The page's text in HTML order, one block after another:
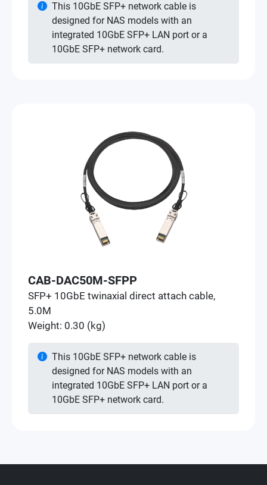
This 10GbE SFP+ network cable is
designed for NAS models with an
integrated 10GbE SFP+ LAN port or a
10GbE SFP+ network card.
CAB-DAC50M-SFPP
SFP+ 10GbE twinaxial direct attach cable,
5.0M
Weight: 0.30 (kg)
This 10GbE SFP+ network cable is
designed for NAS models with an
integrated 10GbE SFP+ LAN port or a
10GbE SFP+ network card.